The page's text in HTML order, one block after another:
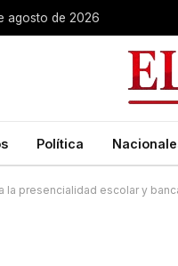
agosto de 2026
Política
la presencialidad escolar y